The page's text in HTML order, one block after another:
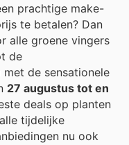
prachtige make-
te betalen? Dan
alle groene vingers
de
de sensationele
27 augustus tot en
deals op planten
tijdelijke
nu ook